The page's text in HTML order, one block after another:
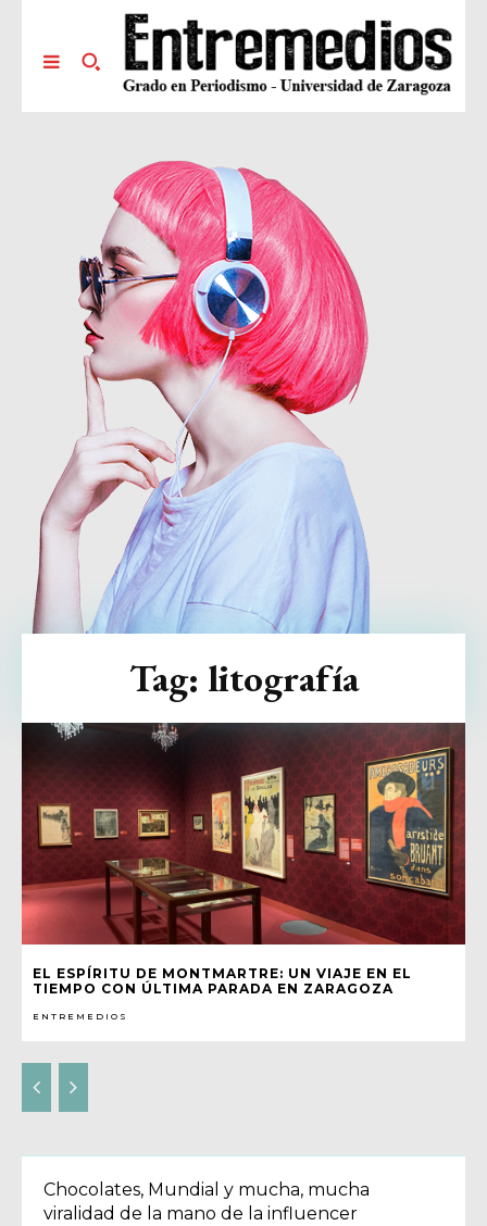
EL ESPÍRITU DE MONTMARTRE: UN VIAJE EN EL
TIEMPO CON ÚLTIMA PARADA EN ZARAGOZA
ENTREMEDIOS
Tag: litografía
Chocolates, Mundial y mucha, mucha
viralidad de la mano de la influencer